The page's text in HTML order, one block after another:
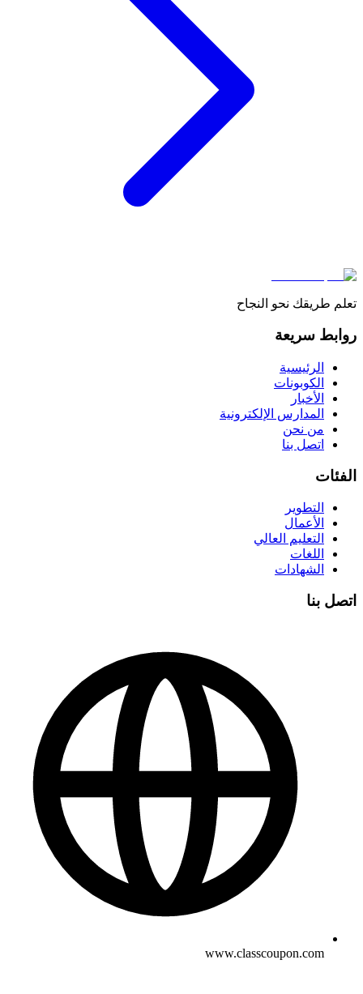
تعلم طريقك نحو النجاح
روابط سريعة
الرئيسية
الكوبونات
الأخبار
المدارس الإلكترونية
من نحن
اتصل بنا
الفئات
التطوير
الأعمال
التعليم العالي
اللغات
الشهادات
اتصل بنا
www.classcoupon.com